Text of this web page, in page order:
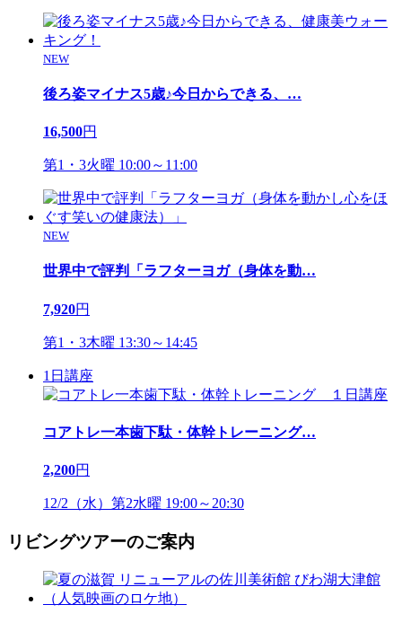
NEW
後ろ姿マイナス5歳♪今日からできる、 …
16,500円
第1・3火曜 10:00～11:00
NEW
世界中で評判「ラフターヨガ（身体を動…
7,920円
第1・3木曜 13:30～14:45
1日講座
コアトレ一本歯下駄・体幹トレーニング…
2,200円
12/2（水）第2水曜 19:00～20:30
リビングツアーのご案内